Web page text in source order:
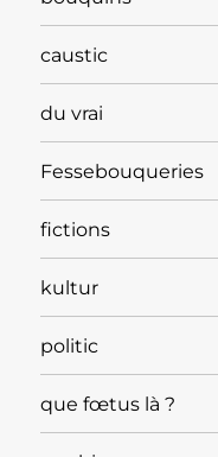
caustic
du vrai
Fessebouqueries
fictions
kultur
politic
que fœtus là ?